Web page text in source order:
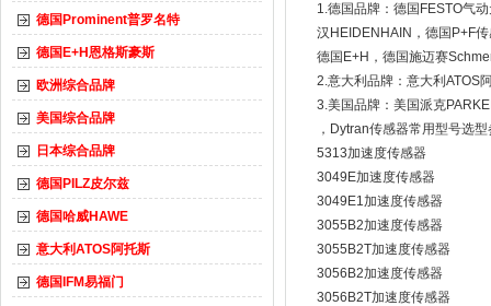
德国Prominent普罗名特
德国E+H恩格斯豪斯
欧洲综合品牌
美国综合品牌
日本综合品牌
德国PILZ皮尔兹
德国哈威HAWE
意大利ATOS阿托斯
德国IFM易福门
1.德国品牌：德国FESTO气
汉HEIDENHAIN，德国P+F
德国E+H，德国施迈赛
2.意大利品牌：意大利ATOS
3.美国品牌：美国派克
，Dytran传感器常用型号选
5313加速度传感器
3049E加速度传感器
3049E1加速度传感器
3055B2加速度传感器
3055B2T加速度传感器
3056B2加速度传感器
3056B2T加速度传感器